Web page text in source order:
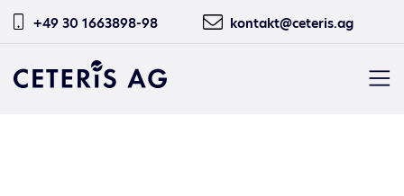
+49 30 1663898-98 kontakt@ceteris.ag